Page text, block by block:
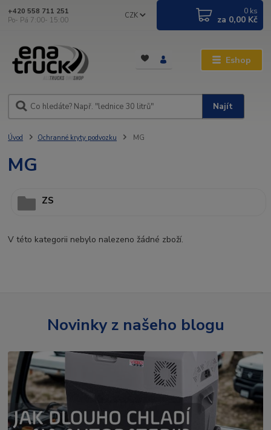
Eshop
CZK
Najít
+420 558 711 251
Po- Pá 7:00- 15:00
0 ks
za 0,00 Kč
Úvod Ochranné kryty podvozku MG
MG
ZS
V této kategorii nebylo nalezeno žádné zboží.
Novinky z našeho blogu